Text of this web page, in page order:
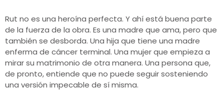
Rut no es una heroína perfecta. Y ahí está buena parte
de la fuerza de la obra. Es una madre que ama, pero que
también se desborda. Una hija que tiene una madre
enferma de cáncer terminal. Una mujer que empieza a
mirar su matrimonio de otra manera. Una persona que,
de pronto, entiende que no puede seguir sosteniendo
una versión impecable de sí misma.